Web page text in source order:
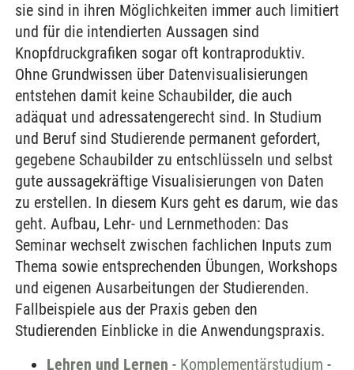
sie sind in ihren Möglichkeiten immer auch limitiert
und für die intendierten Aussagen sind
Knopfdruckgrafiken sogar oft kontraproduktiv.
Ohne Grundwissen über Datenvisualisierungen
entstehen damit keine Schaubilder, die auch
adäquat und adressatengerecht sind. In Studium
und Beruf sind Studierende permanent gefordert,
gegebene Schaubilder zu entschlüsseln und selbst
gute aussagekräftige Visualisierungen von Daten
zu erstellen. In diesem Kurs geht es darum, wie das
geht. Aufbau, Lehr- und Lernmethoden: Das
Seminar wechselt zwischen fachlichen Inputs zum
Thema sowie entsprechenden Übungen, Workshops
und eigenen Ausarbeitungen der Studierenden.
Fallbeispiele aus der Praxis geben den
Studierenden Einblicke in die Anwendungspraxis.
Lehren und Lernen - Komplementärstudium -